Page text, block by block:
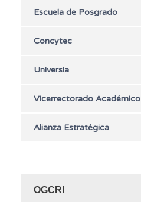
Escuela de Posgrado
Concytec
Universia
Vicerrectorado Académico
Alianza Estratégica
OGCRI